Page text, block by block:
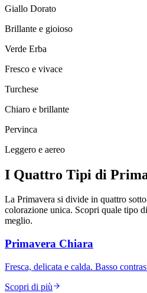
Giallo Dorato
Brillante e gioioso
Verde Erba
Fresco e vivace
Turchese
Chiaro e brillante
Pervinca
Leggero e aereo
I Quattro Tipi di
La Primavera si divide in quattro
colorazione unica. Scopri quale tipo
meglio.
Primavera Chiara
Fresca, delicata e calda. Basso
Scopri di più